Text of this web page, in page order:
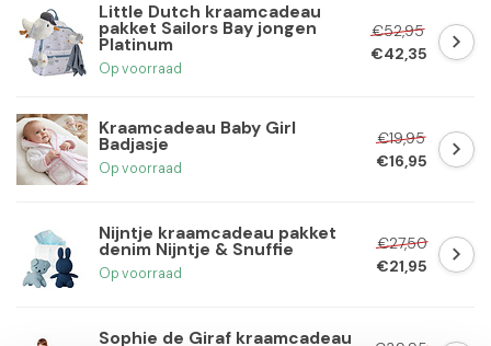
Little Dutch kraamcadeau
pakket Sailors Bay jongen
Platinum
Op voorraad
€52,95
€42,35
Kraamcadeau Baby Girl
Badjasje
Op voorraad
€19,95
€16,95
Nijntje kraamcadeau pakket
denim Nijntje & Snuffie
Op voorraad
€27,50
€21,95
Sophie de Giraf kraamcadeau